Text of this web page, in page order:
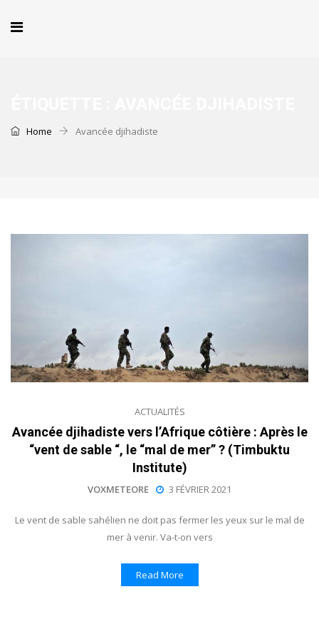
Home Avancée djihadiste
ACTUALITÉS
Avancée djihadiste vers l’Afrique côtière : Après le
“vent de sable “, le “mal de mer” ? (Timbuktu
Institute)
VOXMETEORE 3 FÉVRIER 2021
Le vent de sable sahélien ne doit pas fermer les yeux sur le mal de
mer à venir. Va-t-on vers
Read More